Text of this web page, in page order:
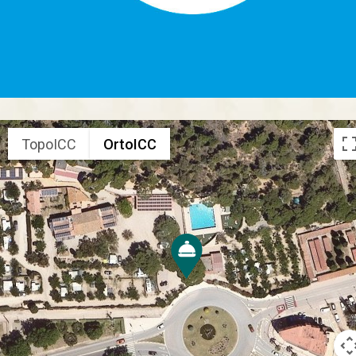
TopoICC OrtoICC